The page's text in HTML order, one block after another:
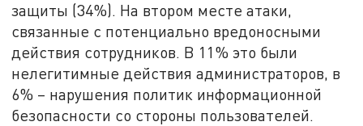
защиты (34%). На втором месте атаки,
связанные с потенциально вредоносными
действия сотрудников. В 11% это были
нелегитимные действия администраторов, в
6% – нарушения политик информационной
безопасности со стороны пользователей.